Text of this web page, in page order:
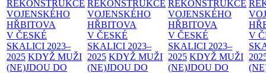
REKONSTRUKCE
VOJENSKÉHO
HŘBITOVA
V ČESKÉ
SKALICI 2023–
2025 KDYŽ MUŽI
(NE)JDOU DO
REKONSTRUKCE
VOJENSKÉHO
HŘBITOVA
V ČESKÉ
SKALICI 2023–
2025 KDYŽ MUŽI
(NE)JDOU DO
REKONSTRUKCE
VOJENSKÉHO
HŘBITOVA
V ČESKÉ
SKALICI 2023–
2025 KDYŽ MUŽI
(NE)JDOU DO
V